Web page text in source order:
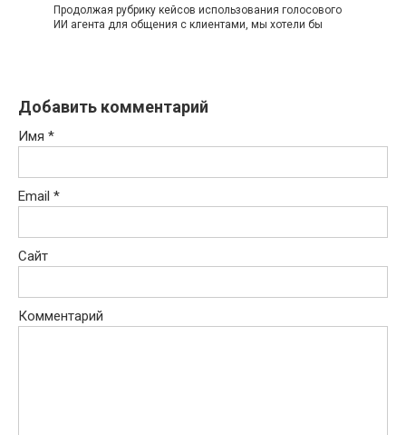
Продолжая рубрику кейсов использования голосового
ИИ агента для общения с клиентами, мы хотели бы
Добавить комментарий
Имя *
Email *
Сайт
Комментарий